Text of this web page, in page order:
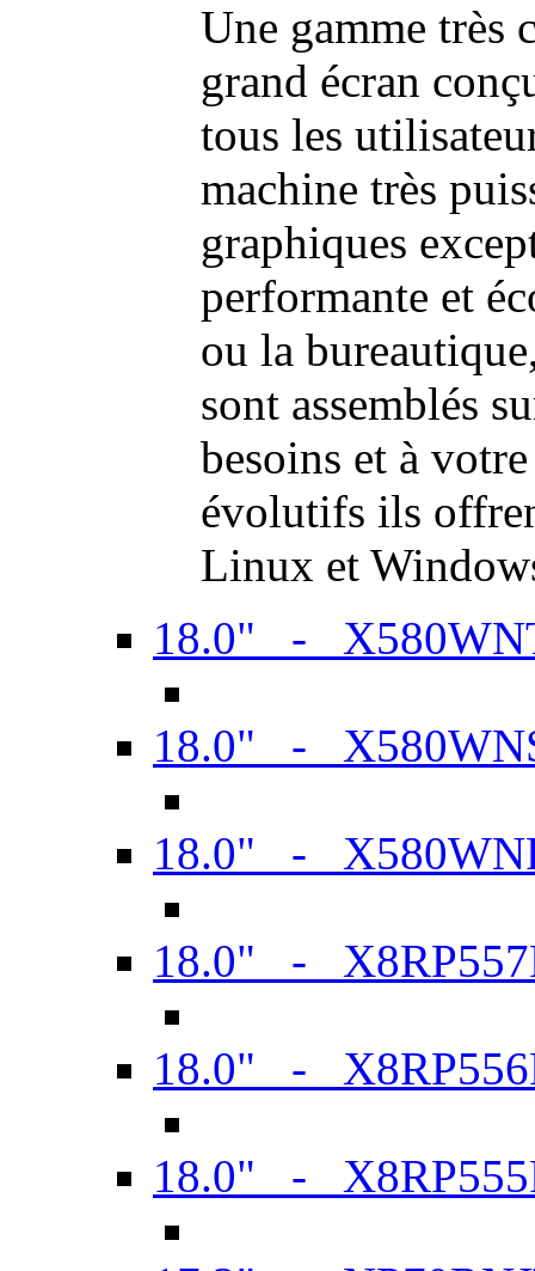
Une gamme très
grand écran
tous les
machine très
graphiques
performante et
ou la
sont assemblés
besoins et à
évolutifs ils
Linux et
18.0" -
18.0" -
18.0" -
18.0" -
18.0" -
18.0" -